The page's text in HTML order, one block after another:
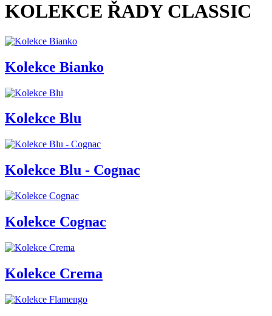
KOLEKCE ŘADY CLASSIC
Kolekce Bianko
Kolekce Blu
Kolekce Blu - Cognac
Kolekce Cognac
Kolekce Crema